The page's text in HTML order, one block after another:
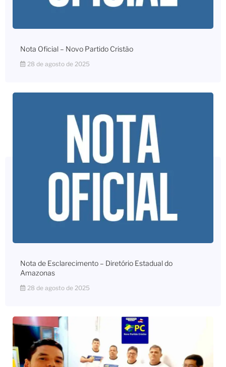
Nota Oficial – Novo Partido Cristão
28 de agosto de 2025
Nota de Esclarecimento – Diretório Estadual do
Amazonas
28 de agosto de 2025